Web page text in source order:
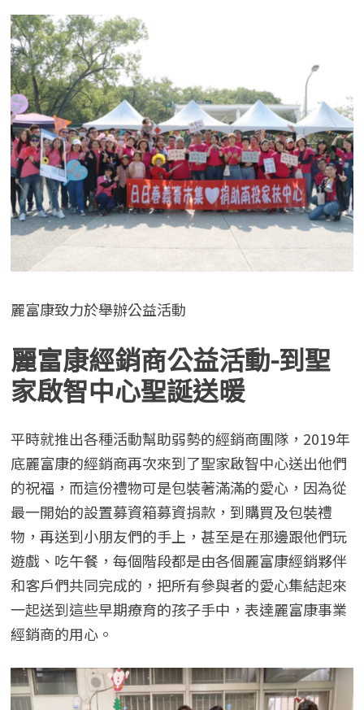
麗富康致力於舉辦公益活動
麗富康經銷商公益活動-到聖
家啟智中心聖誕送暖
平時就推出各種活動幫助弱勢的經銷商團隊，2019年
底麗富康的經銷商再次來到了聖家啟智中心送出他們
的祝福，而這份禮物可是包裝著滿滿的愛心，因為從
最一開始的設置募資箱募資捐款，到購買及包裝禮
物，再送到小朋友們的手上，甚至是在那邊跟他們玩
遊戲、吃午餐，每個階段都是由各個麗富康經銷夥伴
和客戶們共同完成的，把所有參與者的愛心集結起來
一起送到這些早期療育的孩子手中，表達麗富康事業
經銷商的用心。